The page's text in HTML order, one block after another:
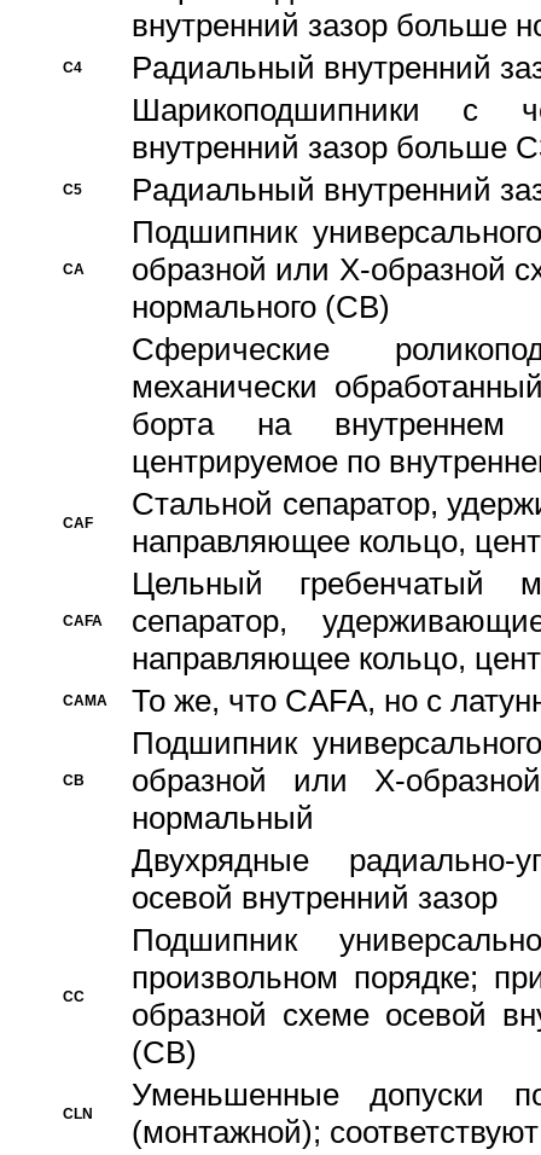
внутренний зазор больше
C4
Pадиальный внутренний
Шарикоподшипники с
внутренний зазор больше
C5 Pадиальный внутренний
CA
Подшипник
образной или Х-образной
нормального (CB)
Сферические
механически
борта на внутреннем
центрируемое по
CAF
Стальной сепаратор,
направляющее кольцо,
CAFA
Цельный гребенчатый
сепаратор,
направляющее кольцо,
CAMA То же, что CAFA, но с
CB
Подшипник
образной или Х-
нормальный
Двухрядные радиально-
осевой внутренний зазор
CC
Подшипник
произвольном порядке;
образной схеме осевой
(CB)
CLN
Уменьшенные
(монтажной);